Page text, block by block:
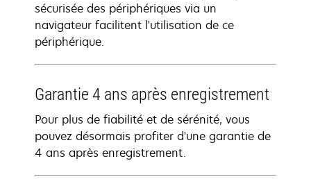
sécurisée des périphériques via un
navigateur facilitent l'utilisation de ce
périphérique.
Garantie 4 ans après enregistrement
Pour plus de fiabilité et de sérénité, vous
pouvez désormais profiter d'une garantie de
4 ans après enregistrement.